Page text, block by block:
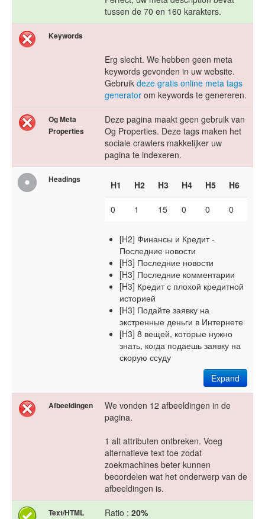
tussen de 70 en 160 karakters.
Keywords
Erg slecht. We hebben geen meta
keywords gevonden in uw website.
Gebruik deze gratis online meta tags
generator om keywords te genereren.
Og Meta
Properties
Deze pagina maakt geen gebruik van
Og Properties. Deze tags maken het
sociale crawlers makkelijker uw
pagina te indexeren.
Headings H1 H2 H3 H4 H5 H6
0 1 15 0 0 0
[H2] Финансы и Кредит -
Последние новости
[H3] Последние новости
[H3] Последние комментарии
[H3] Кредит с плохой кредитной
историей
[H3] Подайте заявку на
экстренные деньги в Интернете
[H3] 8 вещей, которые нужно
знать, когда подаешь заявку на
скорую ссуду
Expand
Afbeeldingen
We vonden 12 afbeeldingen in de
pagina.
1 alt attributen ontbreken. Voeg
alternatieve text toe zodat
zoekmachines beter kunnen
beoordelen wat het onderwerp van de
afbeeldingen is.
Text/HTML Ratio : 20%